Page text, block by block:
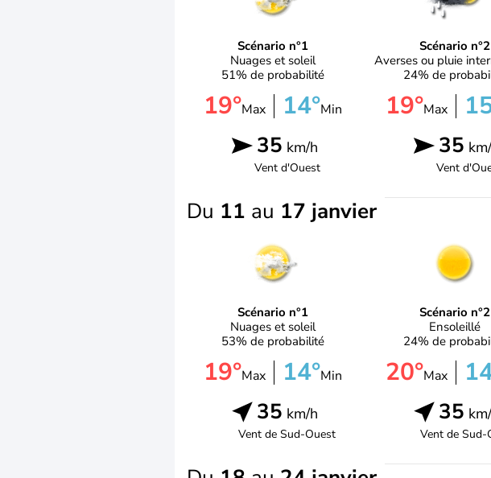
Scénario n°1
Nuages et soleil
51% de probabilité
19°Max 14°Min
35 km/h
Vent d'Ouest
Scénario n°2
Averses ou pluie
24% de
19°Max
35
Vent d'
Du 11 au 17 janvier
Scénario n°1
Nuages et soleil
53% de probabilité
19°Max 14°Min
35 km/h
Vent deSud-Ouest
Scénario n°2
Ensoleillé
24% de
20°Max
35
Vent deSud-